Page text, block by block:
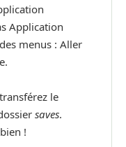
Application
menus : Aller
le
saves.
!